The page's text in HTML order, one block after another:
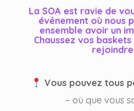
La SOA est ravie de
événement où nous
ensemble avoir un
Chaussez vos
Vous pouvez tous
– où que vous